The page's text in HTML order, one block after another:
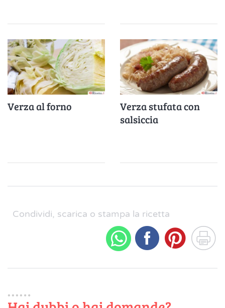
Verza al forno
Verza stufata con
salsiccia
Condividi, scarica o stampa la ricetta